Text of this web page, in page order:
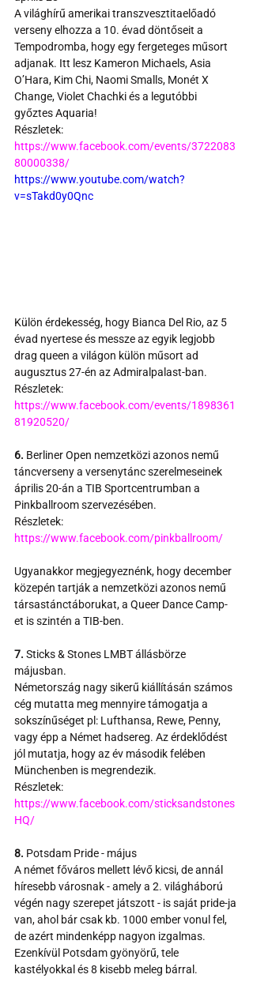
A világhírű amerikai transzvesztitaelőadó
verseny elhozza a 10. évad döntőseit a
Tempodromba, hogy egy fergeteges műsort
adjanak. Itt lesz Kameron Michaels, Asia
O’Hara, Kim Chi, Naomi Smalls, Monét X
Change, Violet Chachki és a legutóbbi
győztes Aquaria!
Részletek:
https://www.facebook.com/events/3722083
80000338/
https://www.youtube.com/watch?
v=sTakd0y0Qnc
Külön érdekesség, hogy Bianca Del Rio, az 5
évad nyertese és messze az egyik legjobb
drag queen a világon külön műsort ad
augusztus 27-én az Admiralpalast-ban.
Részletek:
https://www.facebook.com/events/1898361
81920520/
6. Berliner Open nemzetközi azonos nemű
táncverseny a versenytánc szerelmeseinek
április 20-án a TIB Sportcentrumban a
Pinkballroom szervezésében.
Részletek:
https://www.facebook.com/pinkballroom/
Ugyanakkor megjegyeznénk, hogy december
közepén tartják a nemzetközi azonos nemű
társastánctáborukat, a Queer Dance Camp-
et is szintén a TIB-ben.
7. Sticks & Stones LMBT állásbörze
májusban.
Németország nagy sikerű kiállításán számos
cég mutatta meg mennyire támogatja a
sokszínűséget pl: Lufthansa, Rewe, Penny,
vagy épp a Német hadsereg. Az érdeklődést
jól mutatja, hogy az év második felében
Münchenben is megrendezik.
Részletek:
https://www.facebook.com/sticksandstones
HQ/
8. Potsdam Pride - május
A német főváros mellett lévő kicsi, de annál
híresebb városnak - amely a 2. világháború
végén nagy szerepet játszott - is saját pride-ja
van, ahol bár csak kb. 1000 ember vonul fel,
de azért mindenképp nagyon izgalmas.
Ezenkívül Potsdam gyönyörű, tele
kastélyokkal és 8 kisebb meleg bárral.